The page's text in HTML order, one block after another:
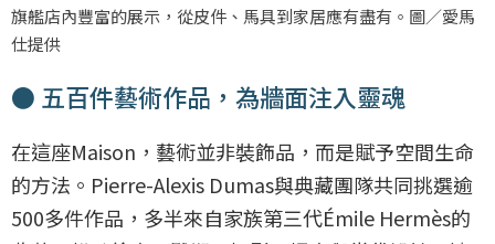
旗艦店內豐富的展示，從皮件、馬具到家居應有盡有。圖／愛馬
仕提供
● 五百件藝術作品，為牆面注入靈魂
在這座Maison，藝術並非裝飾品，而是賦予空間生命
的方法。Pierre-Alexis Dumas與典藏團隊共同挑選逾
500多件作品，多半來自家族第三代Émile Hermès的